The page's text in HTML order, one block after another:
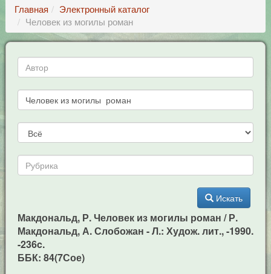
Главная
Электронный каталог
Человек из могилы роман
Искать
Макдональд, Р. Человек из могилы роман / Р.
Макдональд, А. Слобожан - Л.: Худож. лит., -1990.
-236c.
ББК: 84(7Сое)